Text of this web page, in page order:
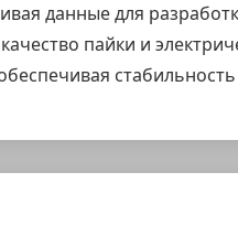
данные для
пайки и